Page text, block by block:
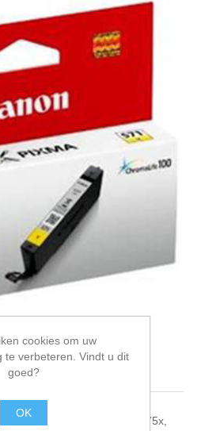
571 geel
Compatibiliteit: Pixma MG575x,
cookies om uw
te verbeteren. Vindt u dit
goed?
OK